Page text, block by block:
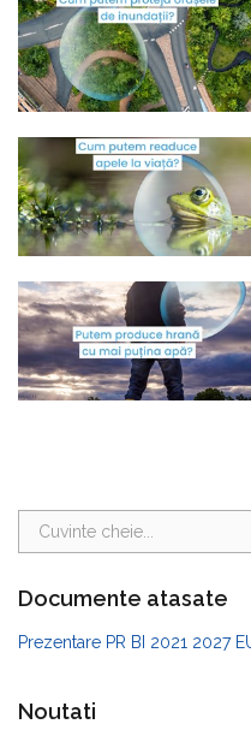
Documente atasate
Prezentare PR BI 2021 2027
Noutati